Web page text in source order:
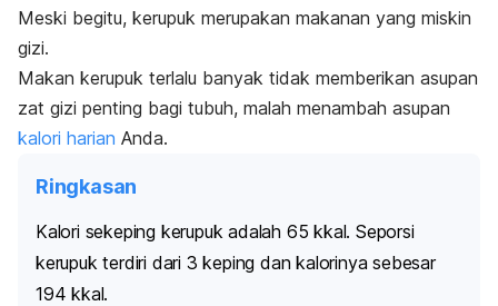
Meski begitu, kerupuk merupakan makanan yang miskin
gizi.
Makan kerupuk terlalu banyak tidak memberikan asupan
zat gizi penting bagi tubuh, malah menambah asupan
kalori harian Anda.
Ringkasan
Kalori sekeping kerupuk adalah 65 kkal. Seporsi
kerupuk terdiri dari 3 keping dan kalorinya sebesar
194 kkal.